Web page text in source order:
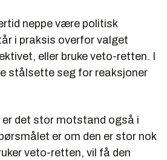
neppe være politisk
i praksis overfor valget
eller bruke veto-retten. I
stålsette seg for reaksjoner
er det stor motstand også i
er om den er stor nok
veto-retten, vil få den